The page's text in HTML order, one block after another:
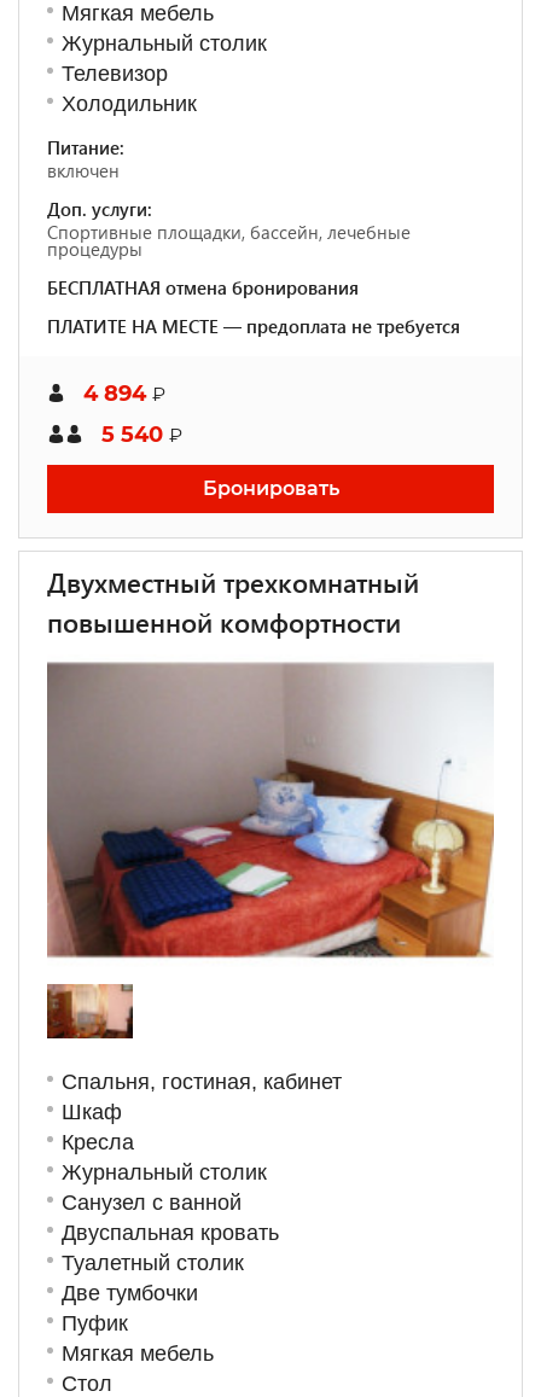
Мягкая мебель
Журнальный столик
Телевизор
Холодильник
Питание:
включен
Доп. услуги:
Спортивные площадки, бассейн, лечебные
процедуры
БЕСПЛАТНАЯ отмена бронирования
ПЛАТИТЕ НА МЕСТЕ — предоплата не требуется
4 894 ₽
5 540 ₽
Бронировать
Двухместный трехкомнатный
повышенной комфортности
Спальня, гостиная, кабинет
Шкаф
Кресла
Журнальный столик
Санузел с ванной
Двуспальная кровать
Туалетный столик
Две тумбочки
Пуфик
Мягкая мебель
Стол